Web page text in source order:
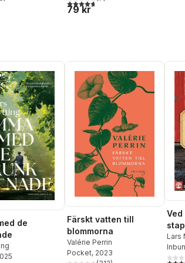
Totalt antal röster:
4,7utav 5 stjärnor. Totalt antal
79 kr
de
Färskt vatten till
blommorna
Valérie Perrin
Pocket, 2023
Ved
och
själ
Lars